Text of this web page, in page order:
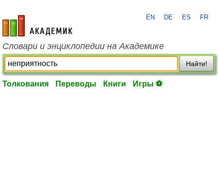
academic.ru
EN DE ES FR
Словари и энциклопедии на Академике
Найти!
Толкования Переводы Книги Игры ⚽